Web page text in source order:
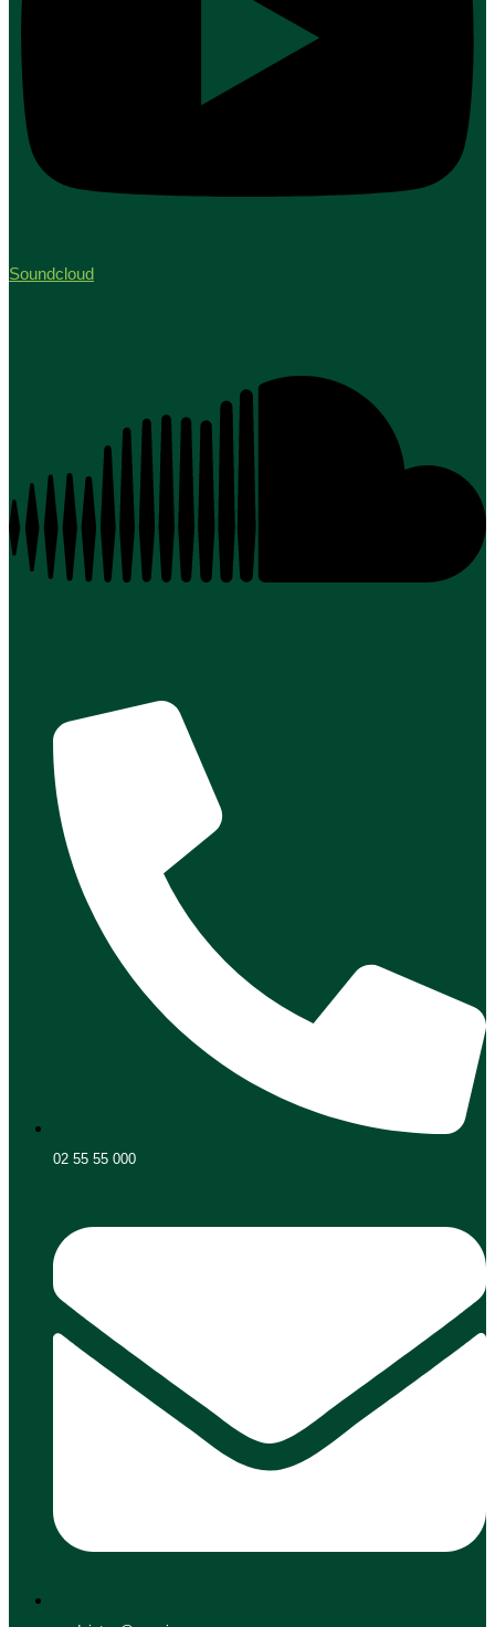
Soundcloud
02 55 55 000